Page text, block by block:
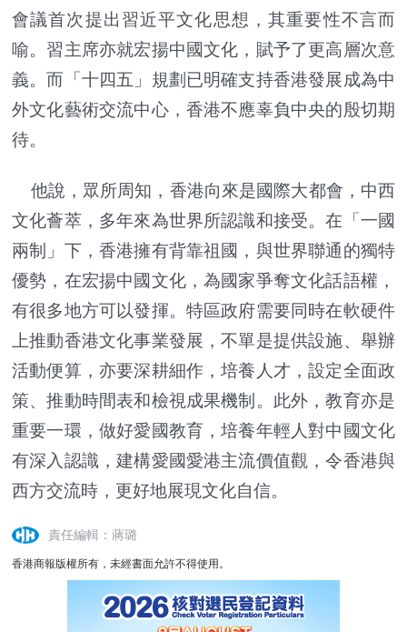
會議首次提出習近平文化思想，其重要性不言而
喻。習主席亦就宏揚中國文化，賦予了更高層次意
義。而「十四五」規劃已明確支持香港發展成為中
外文化藝術交流中心，香港不應辜負中央的殷切期
待。
他說，眾所周知，香港向來是國際大都會，中西
文化薈萃，多年來為世界所認識和接受。在「一國
兩制」下，香港擁有背靠祖國，與世界聯通的獨特
優勢，在宏揚中國文化，為國家爭奪文化話語權，
有很多地方可以發揮。特區政府需要同時在軟硬件
上推動香港文化事業發展，不單是提供設施、舉辦
活動便算，亦要深耕細作，培養人才，設定全面政
策、推動時間表和檢視成果機制。此外，教育亦是
重要一環，做好愛國教育，培養年輕人對中國文化
有深入認識，建構愛國愛港主流價值觀，令香港與
西方交流時，更好地展現文化自信。
責任編輯：蔣璐
香港商報版權所有，未經書面允許不得使用。